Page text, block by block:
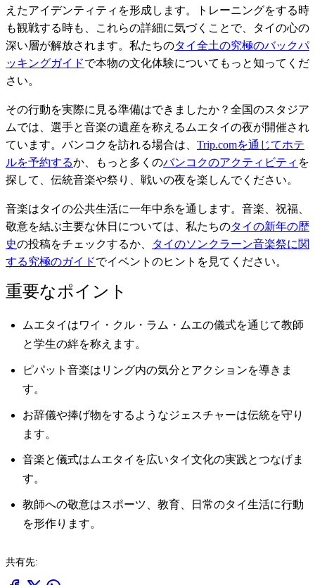
えたアイデンティティを形成します。トレーニングをする時
も観戦する時も、これらの詳細に気づくことで、タイの心の
深い層が解放されます。私たちのタイ全土の究極のバックパ
ッキングガイドで本物の文化体験についてもっと知ってくだ
さい。
その行動を実際に見る準備はできましたか？全国のスタジア
ムでは、選手と音楽の遺産を称えるムエタイの夜が開催され
ています。バンコクを訪れる場合は、 Trip.comを通じてホテ
ルを予約するか、もっと多くのバンコクのアクティビティ を
探して、伝統音楽や祭り、戦いの夜を楽しんでください。
音楽はタイの公共生活に一年中糸を通します。音楽、祝福、
敬意を結ぶ主要な休日については、私たちのタイの新年の歴
史の投稿をチェックするか、
タイのソンクラーン音楽祭に関
する究極のガイドでイベントのヒントを見てください。
重要なポイント
ムエタイはワイ・クル・ラム・ムエの儀式を通じて教師
と学生の絆を称えます。
ピパット音楽はリング内の気分とアクションを導きま
す。
お辞儀や捧げ物をするようなジェスチャーは伝統を守り
ます。
音楽と儀式はムエタイを広いタイ文化の実践とつなげま
す。
教師への敬意はスポーツ、教育、日常のタイ生活に行動
を形作ります。
共有先: